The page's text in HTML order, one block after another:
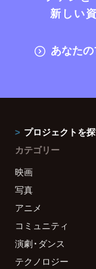
新しい
あなた
プロジェクトを
カテゴリー
映画
写真
アニメ
コミュニティ
演劇・ダンス
テクノロジー